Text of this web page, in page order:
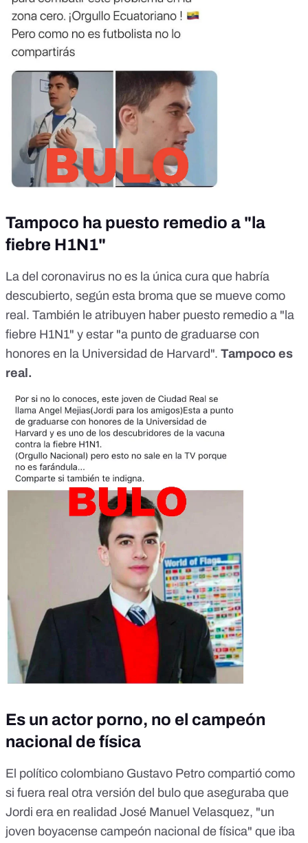
Tampoco ha puesto remedio a "la
fiebre H1N1"
La del coronavirus no es la única cura que habría
descubierto, según esta broma que se mueve como
real. También le atribuyen haber puesto remedio a "la
fiebre H1N1" y estar "a punto de graduarse con
honores en la Universidad de Harvard". Tampoco es
real.
Es un actor porno, no el campeón
nacional de física
El político colombiano Gustavo Petro compartió como
si fuera real otra versión del bulo que aseguraba que
Jordi era en realidad José Manuel Velasquez, "un
joven boyacense campeón nacional de física" que iba